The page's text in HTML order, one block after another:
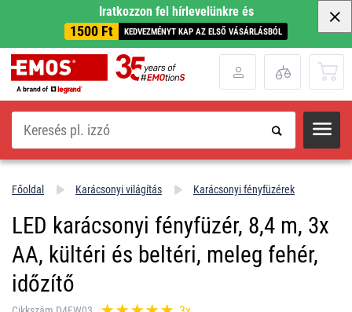
Iratkozzon fel hírlevelünkre és
1500 Ft KEDVEZMÉNYT KAP AZ ELSŐ VÁSÁRLÁSBÓL
Keresés
Főoldal Karácsonyi világítás Karácsonyi fényfüzérek
LED karácsonyi fényfüzér, 8,4 m, 3x
AA, kültéri és beltéri, meleg fehér,
időzítő